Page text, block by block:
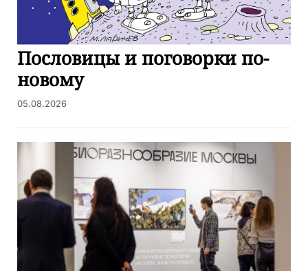
Пословицы и поговорки по-
новому
05.08.2026